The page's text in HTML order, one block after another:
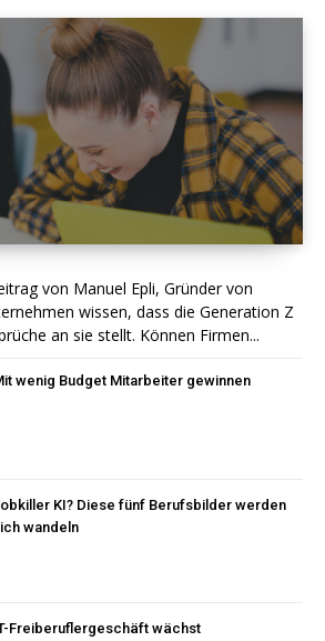
von Manuel Epli, Gründer von
wissen, dass die Generation Z
an sie stellt. Können Firmen...
wenig Budget Mitarbeiter gewinnen
KI? Diese fünf Berufsbilder werden
wandeln
Freiberuflergeschäft wächst